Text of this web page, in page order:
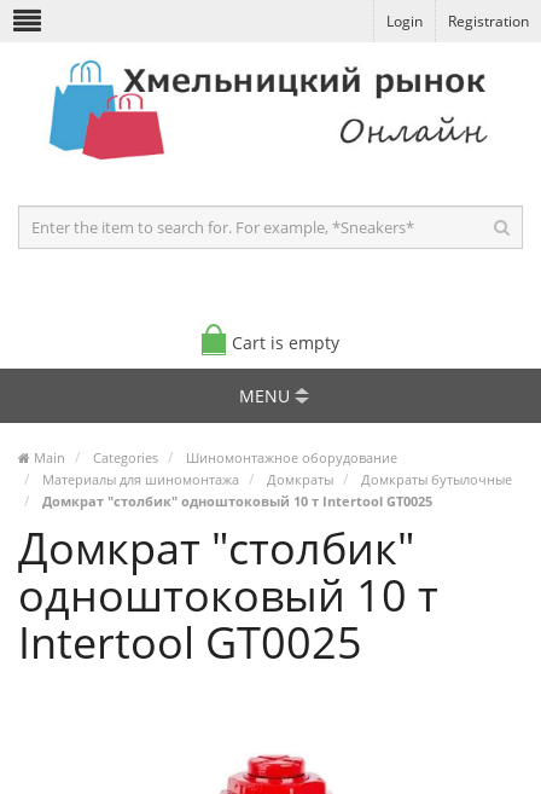
Login Registration
Cart is empty
MENU
Main Categories
Шиномонтажное оборудование
Материалы для шиномонтажа
Домкраты
Домкраты бутылочные
Домкрат "столбик" одноштоковый 10 т Intertool GT0025
Домкрат "столбик"
одноштоковый 10 т
Intertool GT0025